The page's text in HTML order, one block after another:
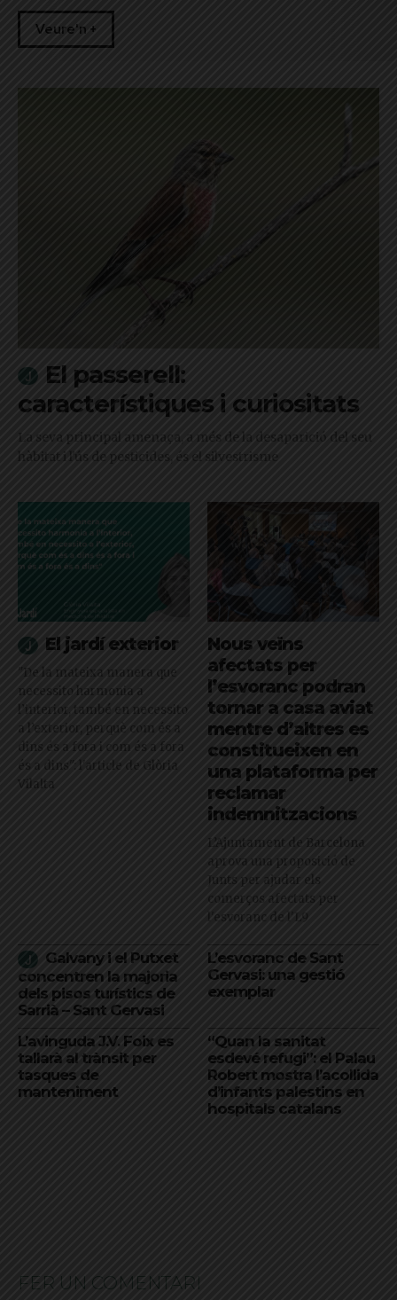
Veure'n +
El passerell:
característiques i curiositats
La seva principal amenaça, a més de la desaparició del seu
hàbitat i l'ús de pesticides, és el silvestrisme
El jardí exterior
"De la mateixa manera que
necessito harmonia a
l’interior, també en necessito
a l’exterior, perquè com és a
dins és a fora i com és a fora
és a dins": l'article de Glòria
Vilalta
Nous veïns
afectats per
l’esvoranc podran
tornar a casa aviat
mentre d’altres es
constitueixen en
una plataforma per
reclamar
indemnitzacions
L’Ajuntament de Barcelona
aprova una proposició de
Junts per ajudar els
comerços afectats per
l'esvoranc de l'L9
Galvany i el Putxet
concentren la majoria
dels pisos turístics de
Sarrià – Sant Gervasi
L’esvoranc de Sant
Gervasi: una gestió
exemplar
L’avinguda J.V. Foix es
tallarà al trànsit per
tasques de
manteniment
“Quan la sanitat
esdevé refugi”: el Palau
Robert mostra l’acollida
d’infants palestins en
hospitals catalans
FER UN COMENTARI